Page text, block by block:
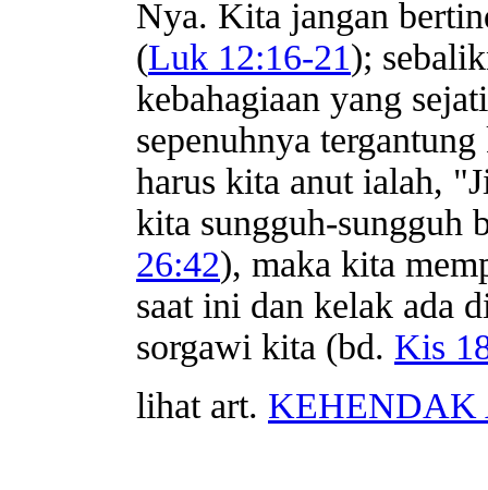
Nya. Kita jangan
(Luk 12:16-21);
kebahagiaan yang
sepenuhnya
harus kita anut ialah,
kita sungguh-sungguh
26:42), maka kita
saat ini dan kelak ada
sorgawi kita (bd. Kis
lihat art.